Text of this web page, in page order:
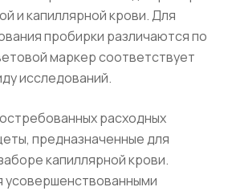
и капиллярной крови. Для
пробирки различаются по
маркер соответствует
исследований.
расходных
предназначенные для
капиллярной крови.
усовершенствованными